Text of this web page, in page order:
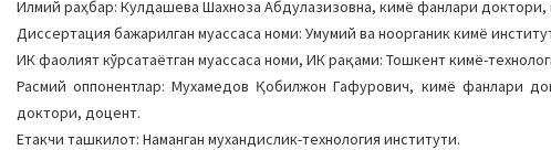
Илмий раҳбар: Кулдашева Шахноза Aбдулазизовна, кимё фанлари
Диссертация бажарилган муассаса номи: Умумий ва ноорганик кимё
ИК фаолият кўрсатаётган муассаса номи, ИК рақами: Тошкент кимё-
Расмий оппонентлар: Мухамедов Қобилжон Гафурович, кимё фанлари
доктори, доцент.
Етакчи ташкилот: Наманган мухандислик-технология институти.